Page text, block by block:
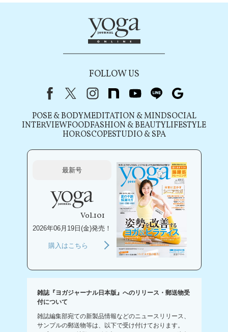
FOLLOW US
FacebookX（旧Twitter）
instagram
note youtubeline
POSE & BODYMEDITATION & MINDSOCIAL
INTERVIEWFOODFASHION & BEAUTYLIFESTYLE
HOROSCOPESTUDIO & SPA
最新号
Vol.101
2026年06月19日(金)発売！
購入はこちら
雑誌『ヨガジャーナル日本版』へのリリース・郵送物受
付について
雑誌編集部宛ての新製品情報などのニュースリリース、
サンプルの郵送物等は、以下で受け付けております。